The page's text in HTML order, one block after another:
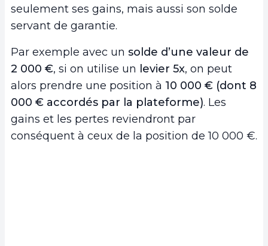
seulement ses gains, mais aussi son solde
servant de garantie.
Par exemple avec un solde d’une valeur de
2 000 €, si on utilise un levier 5x, on peut
alors prendre une position à 10 000 € (dont 8
000 € accordés par la plateforme). Les
gains et les pertes reviendront par
conséquent à ceux de la position de 10 000 €.